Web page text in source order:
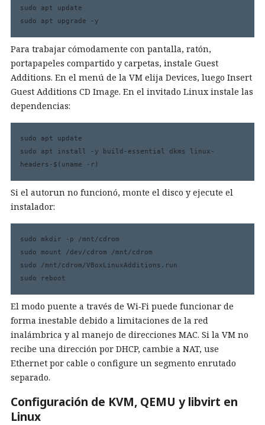
sudo apt update
sudo apt upgrade -y
Para trabajar cómodamente con pantalla, ratón,
portapapeles compartido y carpetas, instale Guest
Additions. En el menú de la VM elija Devices, luego Insert
Guest Additions CD Image. En el invitado Linux instale las
dependencias:
sudo apt update
sudo apt install -y build-essential dkms linux-
headers-$(uname -r)
Si el autorun no funcionó, monte el disco y ejecute el
instalador:
sudo mkdir -p /mnt/cdrom
sudo mount /dev/cdrom /mnt/cdrom
sudo /mnt/cdrom/VBoxLinuxAdditions.run
sudo reboot
El modo puente a través de Wi‑Fi puede funcionar de
forma inestable debido a limitaciones de la red
inalámbrica y al manejo de direcciones MAC. Si la VM no
recibe una dirección por DHCP, cambie a NAT, use
Ethernet por cable o configure un segmento enrutado
separado.
Configuración de KVM, QEMU y libvirt en
Linux